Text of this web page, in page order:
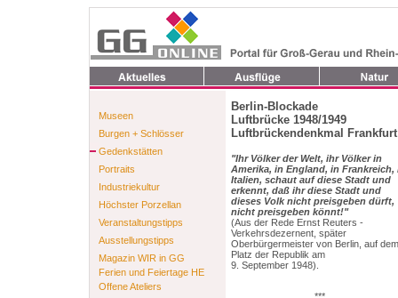
Museen
Burgen + Schlösser
Gedenkstätten
Portraits
Industriekultur
Höchster Porzellan
Veranstaltungstipps
Ausstellungstipps
Magazin WIR in GG
Ferien und Feiertage HE
Offene Ateliers
Berlin-Blockade
Luftbrücke 1948/1949
Luftbrückendenkmal Frankfurt
"Ihr Völker der Welt, ihr Völker in
Amerika, in England, in Frankreich,
Italien, schaut auf diese Stadt und
erkennt, daß ihr diese Stadt und
dieses Volk nicht preisgeben dürft,
nicht preisgeben könnt!"
(Aus der Rede Ernst Reuters -
Verkehrsdezernent, später
Oberbürgermeister von Berlin, auf dem
Platz der Republik am
9. September 1948).